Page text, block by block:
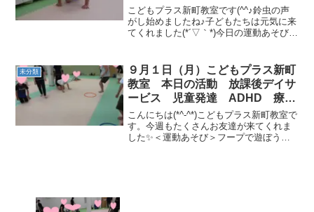
育 発達障がい
こどもプラス新町教室です(^^♪鈴虫の声
がし始めましたね♪子どもたちは元気に来
てくれました(*´▽｀*)今日の運動あそび☆
しました(^_-)-☆☆サーキット（バラン
ス...
未分類
９月１日（月）こどもプラス新町
教室 本日の活動 放課後デイサ
ービス 児童発達 ADHD 療
育 発達障がい
こんにちは(*^-^*)こどもプラス新町教室で
す。今週もたくさんお友達が来てくれま
した✨＜運動あそび＞フープで遊ぼう